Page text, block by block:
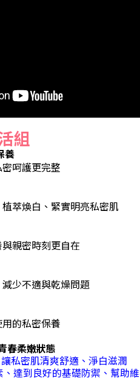
組
養
密呵護更完整
萃煥白、緊實明亮私密肌
親密時刻更自在
少不適與乾燥問題
的私密保養
春柔嫩狀態
私密肌清爽舒適、淨白滋潤
達到良好的基礎防禦、幫助